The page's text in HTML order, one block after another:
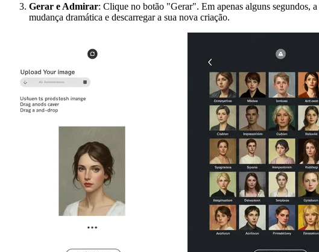
Gerar e Admirar: Clique no botão "Gerar". Em apenas alguns segundos,
mudança dramática e descarregar a sua nova criação.